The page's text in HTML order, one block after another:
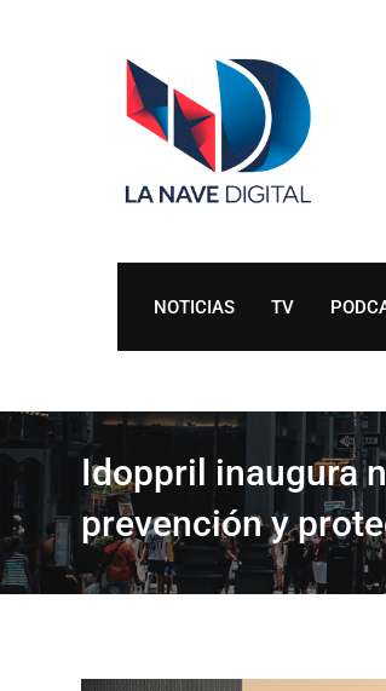
NOTICIAS TV
Idoppril inaugura
prevención y